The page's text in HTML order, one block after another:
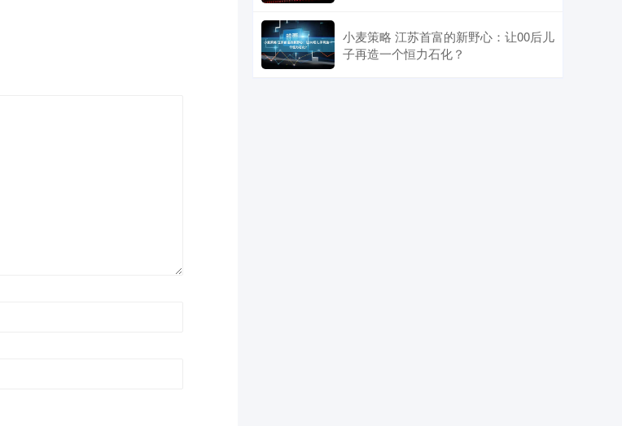
小麦策略 江苏首富的新野心：让00后儿
子再造一个恒力石化？